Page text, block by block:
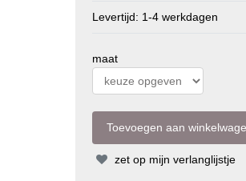
Levertijd: 1-4 werkdagen
maat
zet op mijn verlanglijstje